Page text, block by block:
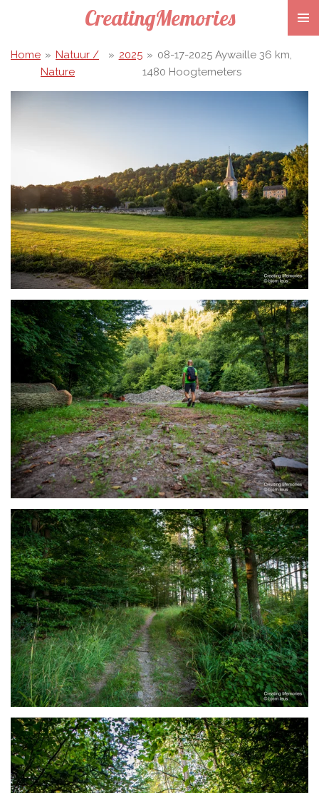
naar
CreatingMemories
Home » Natuur /
Nature
» 2025 » 08-17-2025 Aywaille 36 km,
1480 Hoogtemeters